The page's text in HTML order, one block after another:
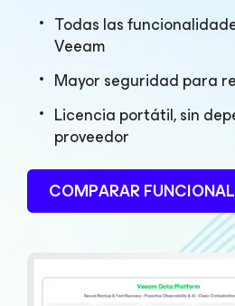
Todas las
Veeam
Mayor seguridad para
Licencia portátil, sin
proveedor
COMPARAR